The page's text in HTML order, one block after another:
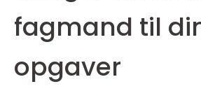
fagmand til
opgaver